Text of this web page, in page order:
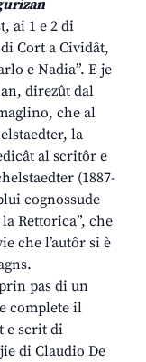
ai 1 e 2 di
Cort a Cividât,
e Nadia”. E je
direzût dal
che al
la
al scritôr e
(1887-
cognossude
Rettorica”, che
che l’autôr si è
pas di un
complete il
e scrit di
di Claudio De